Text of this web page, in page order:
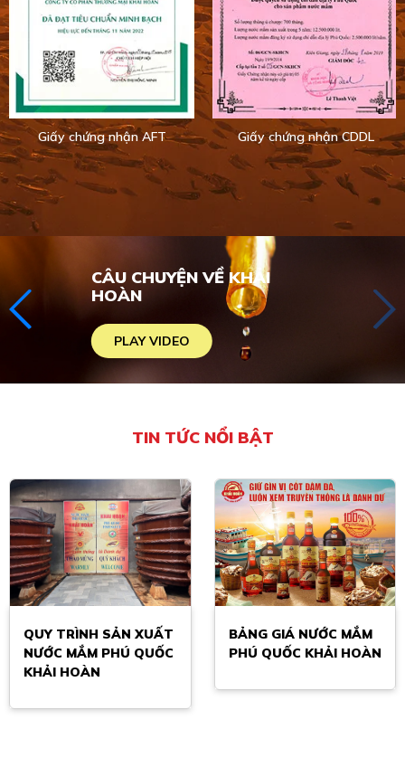
Giấy chứng nhận AFT Giấy chứng nhận CDDL
CÂU CHUYỆN VỀ KHẢI
HOÀN
PLAY VIDEO
TIN TỨC NỔI BẬT
QUY TRÌNH SẢN XUẤT
NƯỚC MẮM PHÚ QUỐC
KHẢI HOÀN
BẢNG GIÁ NƯỚC MẮM
PHÚ QUỐC KHẢI HOÀN